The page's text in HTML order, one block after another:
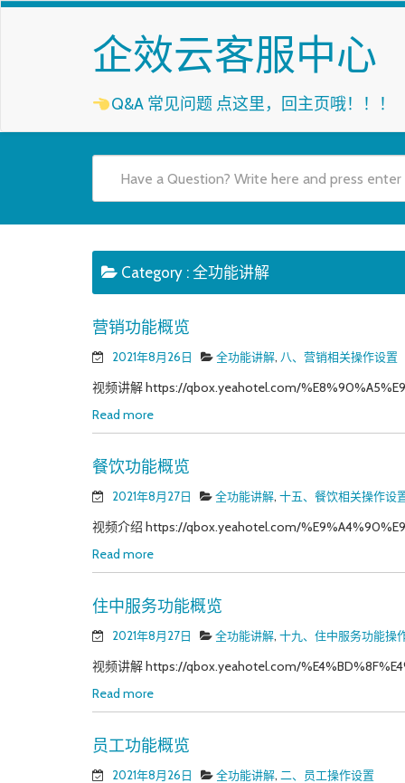
企效云客服中心
Q&A 常见问题 点这里，回主页哦！！！
Category : 全功能讲解
营销功能概览
2021年8月26日 全功能讲解, 八、营销相关操作设置
视频讲解 https://qbox.yeahotel.com/
Read more
餐饮功能概览
2021年8月27日 全功能讲解, 十五、餐饮相关操作设
视频介绍 https://qbox.yeahotel.com/
Read more
住中服务功能概览
2021年8月27日 全功能讲解, 十九、住中服务功能操
视频讲解 https://qbox.yeahotel.com/
Read more
员工功能概览
2021年8月26日 全功能讲解, 二、员工操作设置